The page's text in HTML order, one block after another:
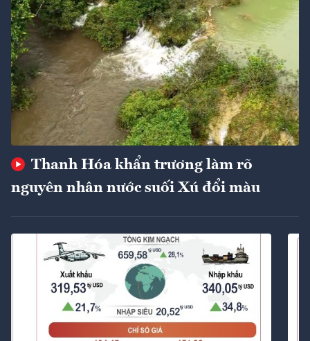
Thanh Hóa khẩn trương làm rõ
nguyên nhân nước suối Xú đổi màu